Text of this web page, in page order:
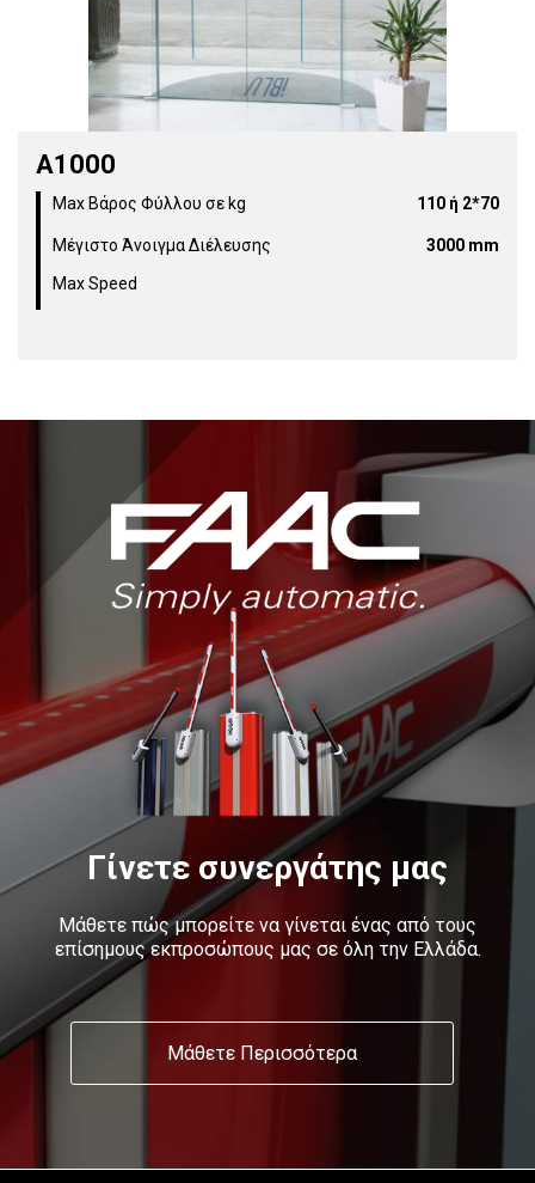
Α1000
Max Βάρος Φύλλου σε kg 110 ή 2*70
Μέγιστο Άνοιγμα Διέλευσης
3000 mm
Max Speed
Γίνετε συνεργάτης μας
Μάθετε πώς μπορείτε να γίνεται ένας από τους
επίσημους εκπροσώπους μας σε όλη την Ελλάδα.
Μάθετε Περισσότερα